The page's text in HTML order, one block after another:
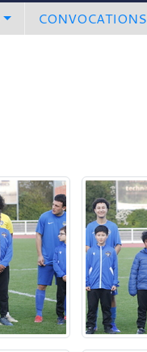
CONVOCATIONS